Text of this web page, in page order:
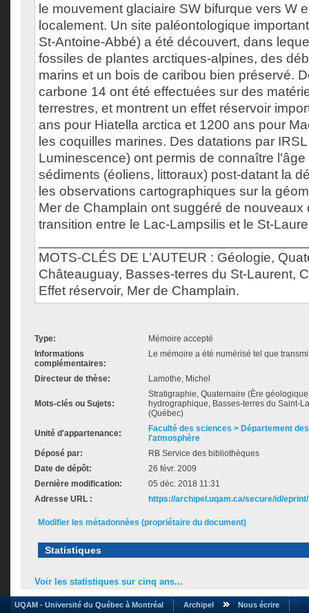
le mouvement glaciaire SW bifurque vers W
localement. Un site paléontologique
St-Antoine-Abbé) a été découvert, dans
fossiles de plantes arctiques-alpines, des
marins et un bois de caribou bien préservé.
carbone 14 ont été effectuées sur des
terrestres, et montrent un effet réservoir
ans pour Hiatella arctica et 1200 ans pour
les coquilles marines. Des datations par
Luminescence) ont permis de connaître l'âge
sédiments (éoliens, littoraux) post-datant la
les observations cartographiques sur la
Mer de Champlain ont suggéré de nouveaux
transition entre le Lac-Lampsilis et le St-
MOTS-CLÉS DE L’AUTEUR : Géologie,
Châteauguay, Basses-terres du St-Laurent,
Effet réservoir, Mer de Champlain.
Type:
Mémoire accepté
Informations
complémentaires:
Le mémoire a été numérisé tel que
Directeur de thèse: Lamothe, Michel
Mots-clés ou Sujets:
Stratigraphie, Quaternaire (Ère
hydrographique, Basses-terres du Saint-
(Québec)
Unité d'appartenance:
Faculté des sciences > Département
l'atmosphère
Déposé par:
RB Service des bibliothèques
Date de dépôt:
26 févr. 2009
Dernière modification:
05 déc. 2018 11:31
Adresse URL :
https://archipel.uqam.ca/secure/id/
Modifier les métadonnées (propriétaire du document)
Statistiques
Voir les statistiques sur cinq ans...
UQAM - Université du Québec à Montréal Archipel Nous écrire